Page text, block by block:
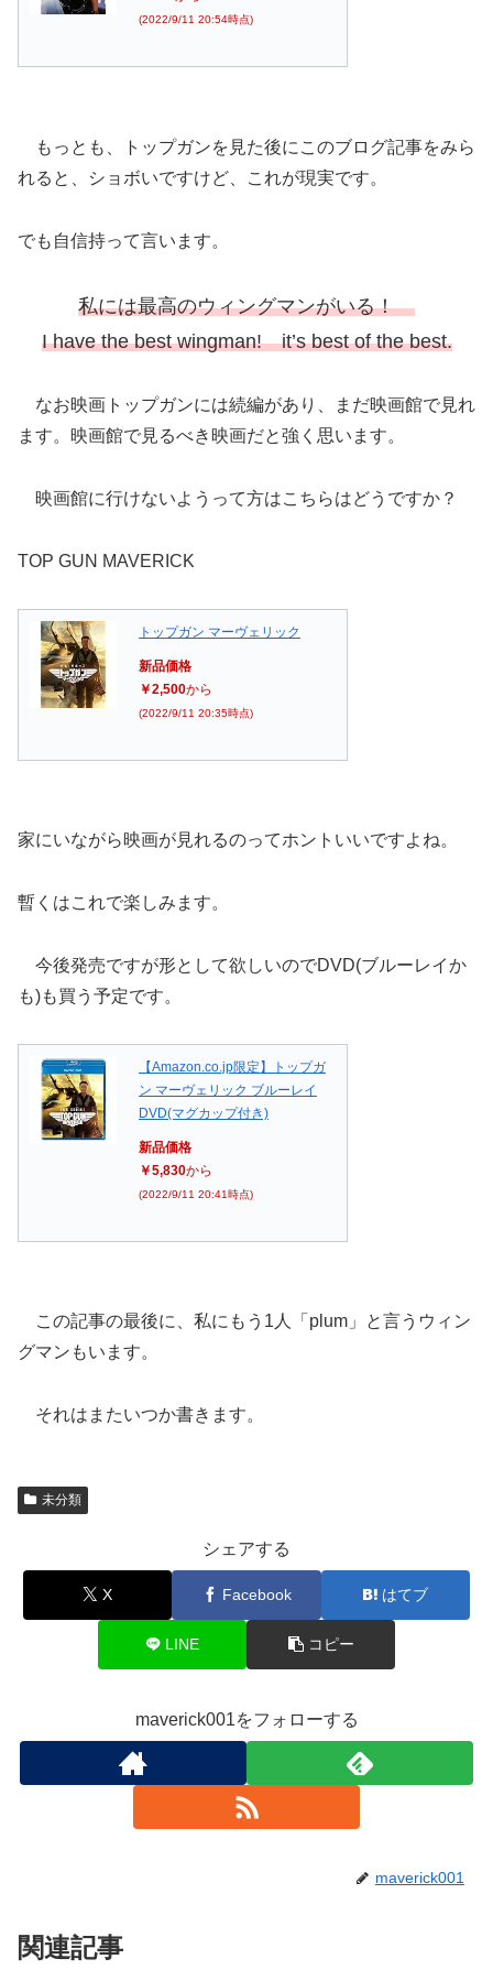
(2022/9/11 20:54時点)
もっとも、トップガンを見た後にこのブログ記事をみら
れると、ショボいですけど、これが現実です。
でも自信持って言います。
私には最高のウィングマンがいる！
I have the best wingman! it’s best of the best.
なお映画トップガンには続編があり、まだ映画館で見れ
ます。映画館で見るべき映画だと強く思います。
映画館に行けないようって方はこちらはどうですか？
TOP GUN MAVERICK
トップガン マーヴェリック
新品価格
￥2,500から
(2022/9/11 20:35時点)
家にいながら映画が見れるのってホントいいですよね。
暫くはこれで楽しみます。
今後発売ですが形として欲しいのでDVD(ブルーレイか
も)も買う予定です。
【Amazon.co.jp限定】トップガ
ン マーヴェリック ブルーレイ
DVD(マグカップ付き)
新品価格
￥5,830から
(2022/9/11 20:41時点)
この記事の最後に、私にもう1人「plum」と言うウィン
グマンもいます。
それはまたいつか書きます。
未分類
シェアする
X Facebook はてブ
LINE コピー
maverick001をフォローする
maverick001
関連記事